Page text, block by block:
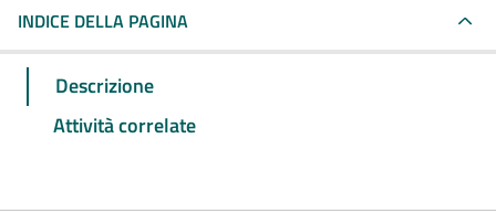
INDICE DELLA PAGINA
Descrizione
Attività correlate